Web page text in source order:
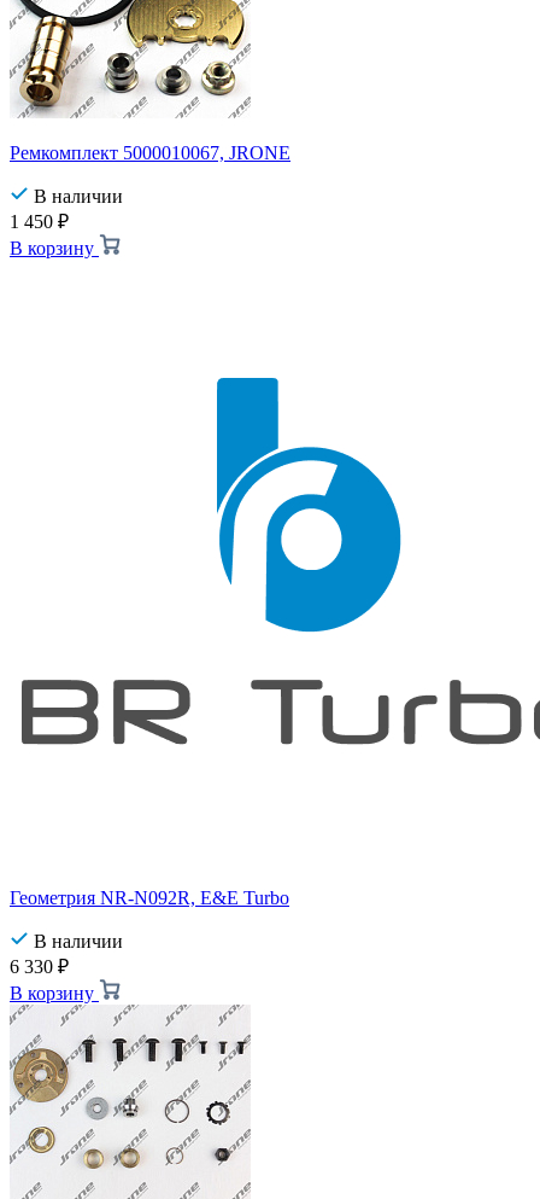
Ремкомплект 5000010067, JRONE
В наличии
1 450 ₽
В корзину
Геометрия NR-N092R, E&E Turbo
В наличии
6 330 ₽
В корзину